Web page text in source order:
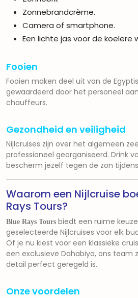
Zonnebrandcrème.
Camera of smartphone.
Een lichte jas voor de koelere
Fooien
Fooien maken deel uit van de
gewaardeerd door het personeel
chauffeurs.
Gezondheid en veiligheid
Nijlcruises zijn over het algemeen
professioneel georganiseerd. Drink
bescherm jezelf tegen de zon
Waarom een Nijlcruise
Rays Tours?
Blue Rays Tours biedt een ruime
geselecteerde Nijlcruises voor elk
Of je nu kiest voor een klassieke
een exclusieve Dahabiya, ons team
detail perfect geregeld is.
Onze voordelen